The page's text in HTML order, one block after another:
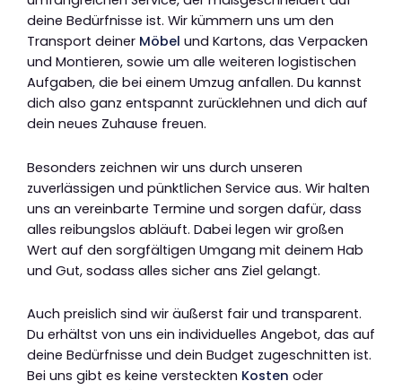
deine Bedürfnisse ist. Wir kümmern uns um den
Transport deiner Möbel und Kartons, das Verpacken
und Montieren, sowie um alle weiteren logistischen
Aufgaben, die bei einem Umzug anfallen. Du kannst
dich also ganz entspannt zurücklehnen und dich auf
dein neues Zuhause freuen.
Besonders zeichnen wir uns durch unseren
zuverlässigen und pünktlichen Service aus. Wir halten
uns an vereinbarte Termine und sorgen dafür, dass
alles reibungslos abläuft. Dabei legen wir großen
Wert auf den sorgfältigen Umgang mit deinem Hab
und Gut, sodass alles sicher ans Ziel gelangt.
Auch preislich sind wir äußerst fair und transparent.
Du erhältst von uns ein individuelles Angebot, das auf
deine Bedürfnisse und dein Budget zugeschnitten ist.
Bei uns gibt es keine versteckten Kosten oder